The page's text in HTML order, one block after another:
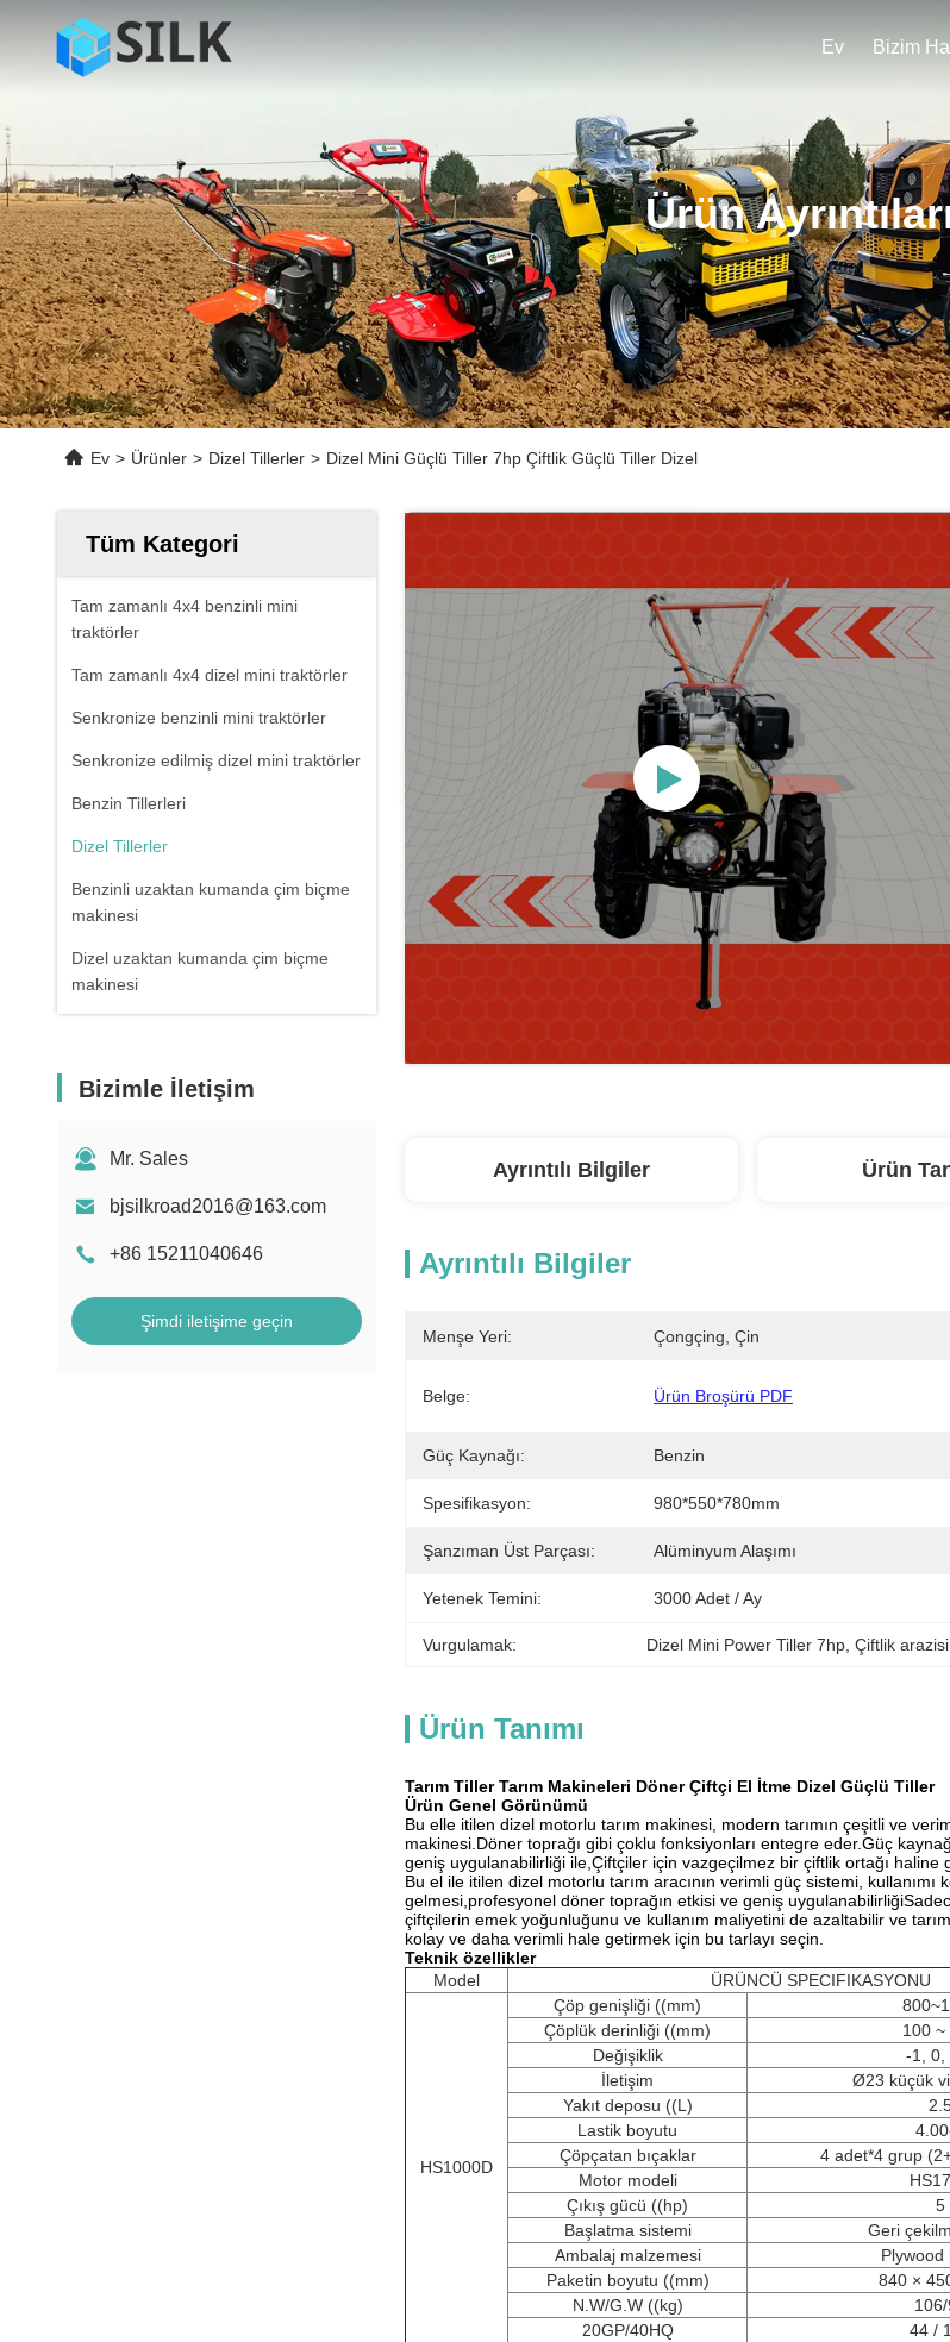
Ev
Ürün
Ev > Ürünler > Dizel Tillerler > Dizel Mini Güçlü Tiller 7hp Çiftlik Güçlü Tiller Dizel
Tüm Kategori
Tam zamanlı 4x4 benzinli mini
traktörler
Tam zamanlı 4x4 dizel mini traktörler
Senkronize benzinli mini traktörler
Senkronize edilmiş dizel mini traktörler
Benzin Tillerleri
Dizel Tillerler
Benzinli uzaktan kumanda çim biçme
makinesi
Dizel uzaktan kumanda çim biçme
makinesi
Bizimle İletişim
Mr. Sales
bjsilkroad2016@163.com
+86 15211040646
Şimdi iletişime geçin
Ayrıntılı Bilgiler Ürün
Ayrıntılı Bilgiler
Menşe Yeri: Çongçing, Çin
Belge: Ürün Broşürü PDF
Güç Kaynağı: Benzin
Spesifikasyon: 980*550*780mm
Şanzıman Üst Parçası: Alüminyum Alaşımı
Yetenek Temini: 3000 Adet / Ay
Vurgulamak: Dizel Mini Power Tiller 7hp , Çiftlik
Ürün Tanımı
Tarım Tiller Tarım Makineleri Döner Çiftçi El İtme Dizel Güçlü Tiller
Ürün Genel Görünümü
Bu elle itilen dizel motorlu tarım makinesi, modern tarımın çeşitli ve
makinesi.Döner toprağı gibi çoklu fonksiyonları entegre eder.Güç
geniş uygulanabilirliği ile,Çiftçiler için vazgeçilmez bir çiftlik ortağı haline
Bu el ile itilen dizel motorlu tarım aracının verimli güç sistemi,
gelmesi,profesyonel döner toprağın etkisi ve geniş
çiftçilerin emek yoğunluğunu ve kullanım maliyetini de azaltabilir ve
kolay ve daha verimli hale getirmek için bu tarlayı seçin.
Teknik özellikler
Model
ÜRÜNCÜ SPECIFIKASYONU
HS1000D
Çöp genişliği ((mm)
Çöplük derinliği ((mm)
100 ~
Değişiklik
-1, 0,
İletişim
Ø23 küçük
Yakıt deposu ((L)
Lastik boyutu
Çöpçatan bıçaklar
4 adet*4 grup
Motor modeli
Çıkış gücü ((hp)
5
Başlatma sistemi
Geri
Ambalaj malzemesi
Plywood
Paketin boyutu ((mm)
840 ×
N.W/G.W ((kg)
20GP/40HQ
44 /